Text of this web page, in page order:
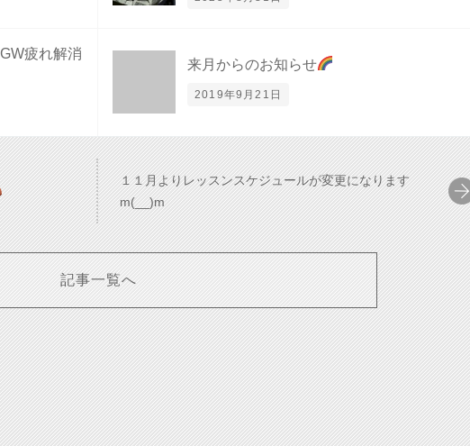
疲れ解消
来月からのお知らせ
2019年9月21日
１１月よりレッスンスケジュールが変更になります
m(__)m
記事一覧へ